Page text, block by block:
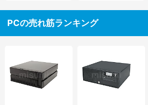
PCの売れ筋ランキング